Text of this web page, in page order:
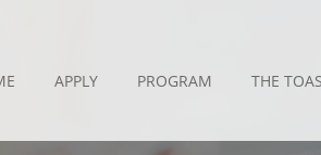
APPLY PROGRAM THE